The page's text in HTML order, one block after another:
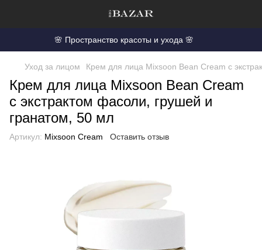
🌸 Пространство красоты и ухода 🌸
Уход за лицом Крем для лица Mixsoon Bean Cream с
Крем для лица Mixsoon Bean Cream
с экстрактом фасоли, грушей и
гранатом, 50 мл
Артикул: Mixsoon Cream Оставить отзыв